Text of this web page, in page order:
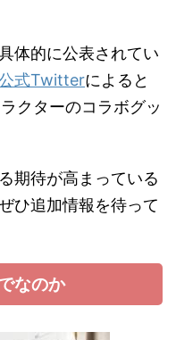
体的に公表されてい
式Twitterによると
クターのコラボグッ
期待が高まっている
ひ追加情報を待って
なのか